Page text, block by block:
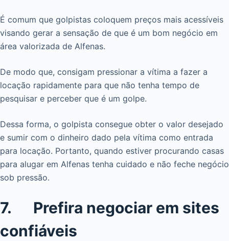
É comum que golpistas coloquem preços mais acessíveis
visando gerar a sensação de que é um bom negócio em
área valorizada de Alfenas.
De modo que, consigam pressionar a vítima a fazer a
locação rapidamente para que não tenha tempo de
pesquisar e perceber que é um golpe.
Dessa forma, o golpista consegue obter o valor desejado
e sumir com o dinheiro dado pela vítima como entrada
para locação. Portanto, quando estiver procurando casas
para alugar em Alfenas tenha cuidado e não feche negócio
sob pressão.
7. Prefira negociar em sites
confiáveis